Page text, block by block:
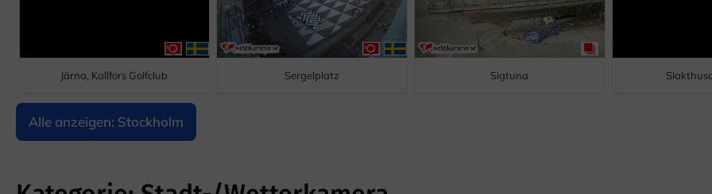
Järna, Kallfors Golfclub Sergelplatz Sigtuna
Alle anzeigen: Stockholm